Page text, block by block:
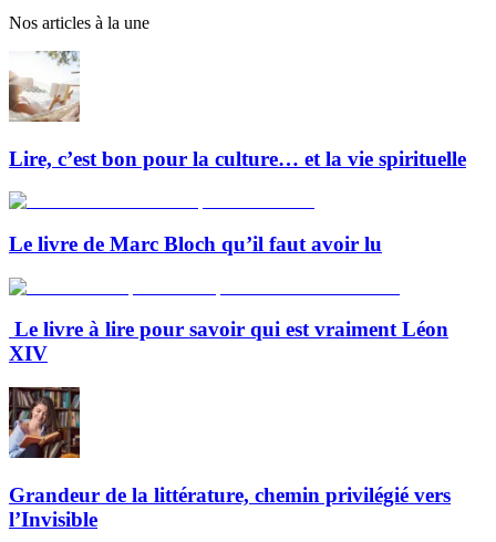
Nos articles à la une
Lire, c’est bon pour la culture… et la vie spirituelle
Le livre de Marc Bloch qu’il faut avoir lu
Le livre à lire pour savoir qui est vraiment Léon
XIV
Grandeur de la littérature, chemin privilégié vers
l’Invisible